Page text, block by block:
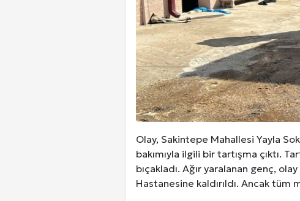
Olay, Sakintepe Mahallesi Yayla
bakımıyla ilgili bir tartışma çıktı.
bıçakladı. Ağır yaralanan genç,
Hastanesine kaldırıldı. Ancak tüm